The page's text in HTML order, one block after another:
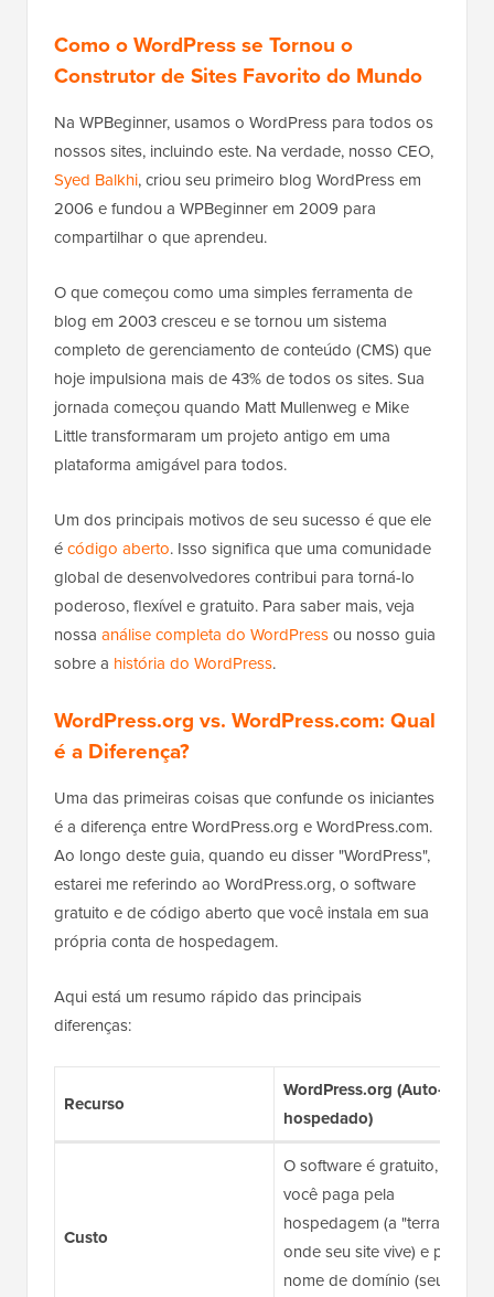
Como o WordPress se Tornou o
Construtor de Sites Favorito do Mundo
Na WPBeginner, usamos o WordPress para todos os
nossos sites, incluindo este. Na verdade, nosso CEO,
Syed Balkhi, criou seu primeiro blog WordPress em
2006 e fundou a WPBeginner em 2009 para
compartilhar o que aprendeu.
O que começou como uma simples ferramenta de
blog em 2003 cresceu e se tornou um sistema
completo de gerenciamento de conteúdo (CMS) que
hoje impulsiona mais de 43% de todos os sites. Sua
jornada começou quando Matt Mullenweg e Mike
Little transformaram um projeto antigo em uma
plataforma amigável para todos.
Um dos principais motivos de seu sucesso é que ele
écódigo aberto. Isso significa que uma comunidade
global de desenvolvedores contribui para torná-lo
poderoso, flexível e gratuito. Para saber mais, veja
nossa análise completa do WordPressou nosso guia
sobre a história do WordPress.
WordPress.org vs. WordPress.com: Qual
é a Diferença?
Uma das primeiras coisas que confunde os iniciantes
é a diferença entre WordPress.org e WordPress.com.
Ao longo deste guia, quando eu disser "WordPress",
estarei me referindo ao WordPress.org, o software
gratuito e de código aberto que você instala em sua
própria conta de hospedagem.
Aqui está um resumo rápido das principais
diferenças:
Recurso
WordPress.org (Auto-
hospedado)
Custo
O software é gratuito, mas
você paga pela
hospedagem (a "terra"
onde seu site vive) e por um
nome de domínio (seu